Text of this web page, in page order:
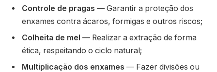
Controle de pragas — Garantir a proteção dos
enxames contra ácaros, formigas e outros riscos;
Colheita de mel — Realizar a extração de forma
ética, respeitando o ciclo natural;
Multiplicação dos enxames — Fazer divisões ou